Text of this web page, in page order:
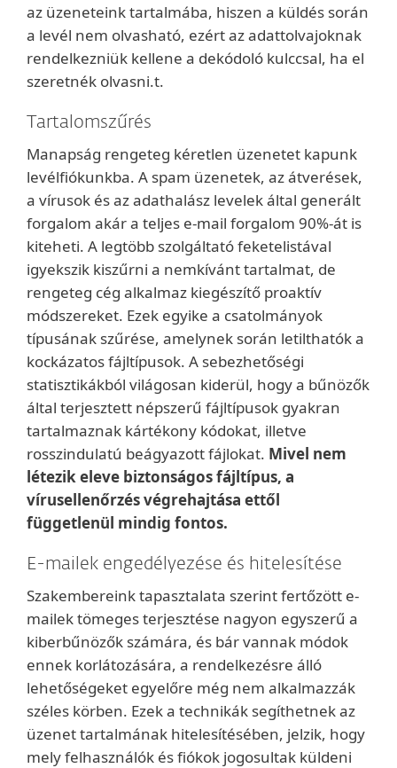
az üzeneteink tartalmába, hiszen a küldés során
a levél nem olvasható, ezért az adattolvajoknak
rendelkezniük kellene a dekódoló kulccsal, ha el
szeretnék olvasni.t.
Tartalomszűrés
Manapság rengeteg kéretlen üzenetet kapunk
levélfiókunkba. A spam üzenetek, az átverések,
a vírusok és az adathalász levelek által generált
forgalom akár a teljes e-mail forgalom 90%-át is
kiteheti. A legtöbb szolgáltató feketelistával
igyekszik kiszűrni a nemkívánt tartalmat, de
rengeteg cég alkalmaz kiegészítő proaktív
módszereket. Ezek egyike a csatolmányok
típusának szűrése, amelynek során letilthatók a
kockázatos fájltípusok. A sebezhetőségi
statisztikákból világosan kiderül, hogy a bűnözők
által terjesztett népszerű fájltípusok gyakran
tartalmaznak kártékony kódokat, illetve
rosszindulatú beágyazott fájlokat. Mivel nem
létezik eleve biztonságos fájltípus, a
vírusellenőrzés végrehajtása ettől
függetlenül mindig fontos.
E-mailek engedélyezése és hitelesítése
Szakembereink tapasztalata szerint fertőzött e-
mailek tömeges terjesztése nagyon egyszerű a
kiberbűnözők számára, és bár vannak módok
ennek korlátozására, a rendelkezésre álló
lehetőségeket egyelőre még nem alkalmazzák
széles körben. Ezek a technikák segíthetnek az
üzenet tartalmának hitelesítésében, jelzik, hogy
mely felhasználók és fiókok jogosultak küldeni